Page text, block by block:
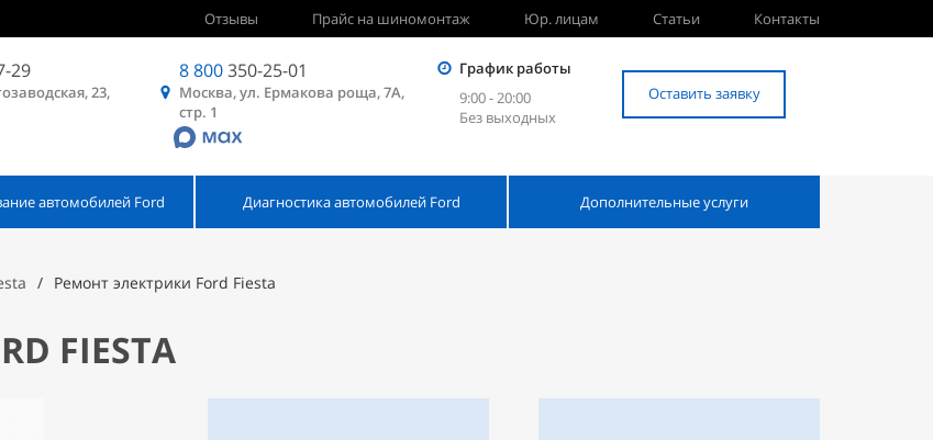
Отзывы Прайс на шиномонтаж Юр. лицам Статьи Контакты
29
23,
8 800350-25-01
Москва, ул. Ермакова роща, 7А,
стр. 1
График работы
9:00 - 20:00
Без выходных
Оставить заявку
автомобилей Ford Диагностика автомобилей Ford Дополнительные услуги
Ремонт электрики Ford Fiesta
FIESTA